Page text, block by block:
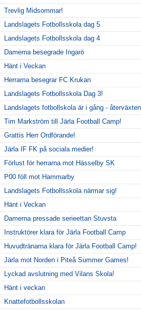
Trevlig Midsommar!
Landslagets Fotbollsskola dag 5
Landslagets Fotbollsskola dag 4
Damerna besegrade Ingarö
Hänt i Veckan
Herrarna besegrar FC Krukan
Landslagets Fotbollsskola Dag 3!
Landslagets fotbollskola är i gång -
Tim Markström till Järla Football Camp!
Grattis Herr Ordförande!
Järla IF FK på sociala medier!
Förlust för herrarna mot Hässelby SK
P00 föll mot Hammarby
Landslagets Fotbollsskola närmar sig!
Hänt i Veckan
Damerna pressade serieettan Stuvsta
Instruktörer klara för Järla Football Camp
Huvudtränarna klara för Järla Football Camp!
Järla mot Norden i Piteå Summer Games!
Lyckad avslutning med Vilans Skola!
Hänt i veckan
Knattefotbollsskolan